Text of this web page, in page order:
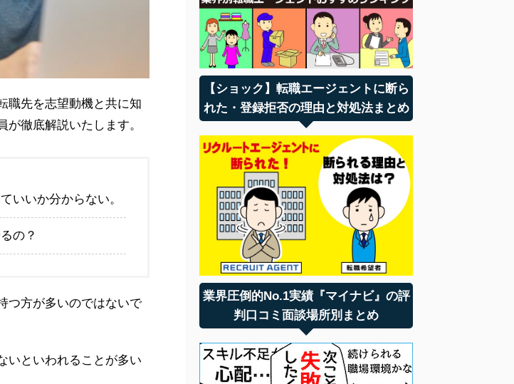
職先を志望動機と共に知
徹底解説いたします。
いいか分からない。
の？
つ方が多いのではないで
いといわれることが多い
【ショック】転職エージェントに断ら
れた・登録拒否の理由と対処法まとめ
業界圧倒的No.1実績『マイナビ』の評
判口コミ面談場所別まとめ